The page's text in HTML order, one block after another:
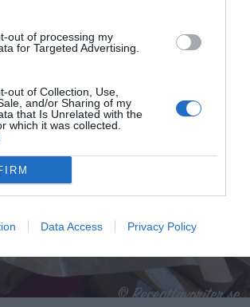
out of processing my
for Targeted Advertising.
out of Collection, Use,
and/or Sharing of my
that Is Unrelated with the
which it was collected.
Data Access Privacy Policy